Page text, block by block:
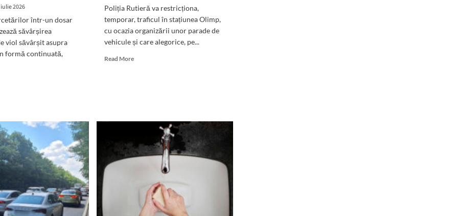
2026
într-un dosar
săvârșirea
viol săvârșit asupra
formă continuată,
Poliția Rutieră va restricționa,
temporar, traficul în stațiunea Olimp,
cu ocazia organizării unor parade de
vehicule și care alegorice, pe...
Read MoreRead
stațiunea
Olimp,
multe
zile:
Perioadele